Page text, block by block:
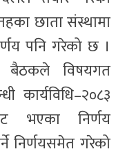
छाता संस्थामा
पनि गरेको छ ।
बैठकले विषयगत
कार्यविधि–२०८३
भएका निर्णय
निर्णयसमेत गरेको